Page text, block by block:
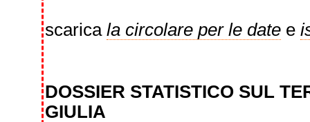
scarica la circolare per le datee
DOSSIER STATISTICO SUL
GIULIA